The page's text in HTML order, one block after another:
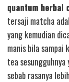
quantum herbal
tersaji matcha
yang kemudian
manis bila sampai
tea
sebab rasanya